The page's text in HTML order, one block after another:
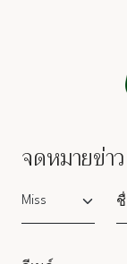
จดหมายข่าว
Salutation